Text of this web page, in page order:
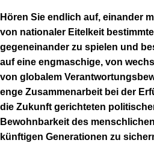
Hören Sie endlich auf, einander
von nationaler Eitelkeit
gegeneinander zu spielen und
auf eine engmaschige, von
von globalem
enge Zusammenarbeit bei der
die Zukunft gerichteten
Bewohnbarkeit des
künftigen Generationen zu